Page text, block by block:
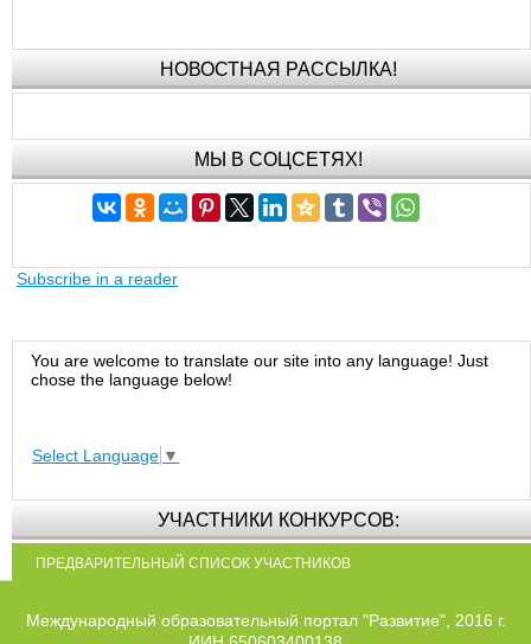
НОВОСТНАЯ РАССЫЛКА!
МЫ В СОЦСЕТЯХ!
Subscribe in a reader
You are welcome to translate our site into any language! Just
chose the language below!
Select Language ▼
УЧАСТНИКИ КОНКУРСОВ:
ПРЕДВАРИТЕЛЬНЫЙ СПИСОК УЧАСТНИКОВ
Международный образовательный портал "Развитие", 2016 г.